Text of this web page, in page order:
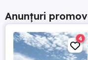
Anunțuri
4